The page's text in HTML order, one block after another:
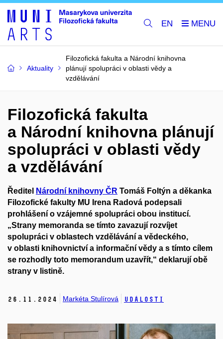
EN
Aktuality
Filozofická fakulta a Národní knihovna
plánují spolupráci v oblasti vědy a
vzdělávání
Filozofická fakulta
a Národní knihovna plánují
spolupráci v oblasti vědy
a vzdělávání
Ředitel Národní knihovny ČR Tomáš Foltýn a děkanka
Filozofické fakulty MU Irena Radová podepsali
prohlášení o vzájemné spolupráci obou institucí.
„Strany memoranda se tímto zavazují rozvíjet
spolupráci v oblastech vzdělávání a vědeckého,
v oblasti knihovnictví a informační vědy a s tímto cílem
se rozhodly toto memorandum uzavřít,“ deklarují obě
strany v listině.
26. 11. 2024 Markéta Stulírová Události